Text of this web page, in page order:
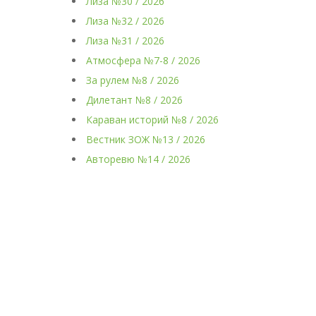
Лиза №32 / 2026
Лиза №31 / 2026
Атмосфера №7-8 / 2026
За рулем №8 / 2026
Дилетант №8 / 2026
Караван историй №8 / 2026
Вестник ЗОЖ №13 / 2026
Авторевю №14 / 2026